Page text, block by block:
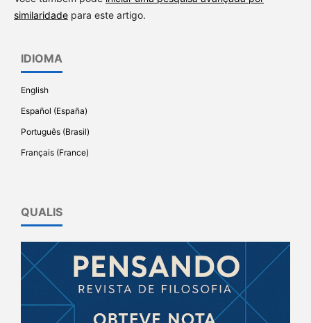
similaridadepara este artigo.
IDIOMA
English
Español (España)
Português (Brasil)
Français (France)
QUALIS